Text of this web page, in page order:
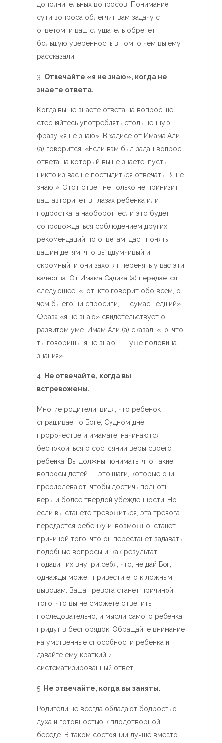
дополнительных вопросов. Понимание
сути вопроса облегчит вам задачу с
ответом, и ваш слушатель обретет
большую уверенность в том, о чем вы ему
рассказали.
Отвечайте «я не знаю», когда не
знаете ответа.
Когда вы не знаете ответа на вопрос, не
стесняйтесь употреблять столь ценную
фразу «я не знаю». В хадисе от Имама Али
(а) говорится: «Если вам был задан вопрос,
ответа на который вы не знаете, пусть
никто из вас не постыдиться отвечать: “Я не
знаю”». Этот ответ не только не принизит
ваш авторитет в глазах ребенка или
подростка, а наоборот, если это будет
сопровождаться соблюдением других
рекомендаций по ответам, даст понять
вашим детям, что вы вдумчивый и
скромный, и они захотят перенять у вас эти
качества. От Имама Садика (а) передается
следующее: «Тот, кто говорит обо всем, о
чем бы его ни спросили, — сумасшедший».
Фраза «я не знаю» свидетельствует о
развитом уме. Имам Али (а) сказал: «То, что
ты говоришь “я не знаю”, — уже половина
знания».
Не отвечайте, когда вы
встревожены.
Многие родители, видя, что ребенок
спрашивает о Боге, Судном дне,
пророчестве и имамате, начинаются
беспокоиться о состоянии веры своего
ребенка. Вы должны понимать, что такие
вопросы детей — это шаги, которые они
преодолевают, чтобы достичь полноты
веры и более твердой убежденности. Но
если вы станете тревожиться, эта тревога
передастся ребенку и, возможно, станет
причиной того, что он перестанет задавать
подобные вопросы и, как результат,
подавит их внутри себя, что, не дай Бог,
однажды может привести его к ложным
выводам. Ваша тревога станет причиной
того, что вы не сможете ответить
последовательно, и мысли самого ребенка
придут в беспорядок. Обращайте внимание
на умственные способности ребенка и
давайте ему краткий и
систематизированный ответ.
Не отвечайте, когда вы заняты.
Родители не всегда обладают бодростью
духа и готовностью к плодотворной
беседе. В таком состоянии лучше вместо